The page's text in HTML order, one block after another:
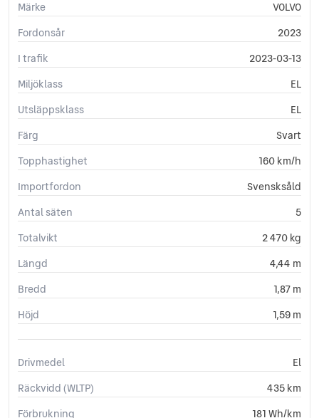
In/ut speglar aut avbländ
Strålkastare LED
Ytterbacksp elinfällbara
Servo progressiv
Spolmunstycke eluppvärmda
Alcohol lock Prep
Dynförläng. fram manuell
Apple CarPlay
Connected Safety
Baklucka elmanövrerad.
Lastgolv fällb+bärk.håll
Induktiv laddnsmartphone
Keyless Entry and Start
Baksäte 40/60 delning
Barnstolsfästen golv fram
Däcklagningssats
ISOFIXfästen ytterpl bak
Passagerarkrockkudde avst
Parkeringsbroms elmanöv.
Skidplates blank svarta
Märke
VOLVO
Fordonsår
2023
I trafik
2023-03-13
Miljöklass
EL
Utsläppsklass
EL
Färg
Svart
Topphastighet
160 km/h
Importfordon
Svensksåld
Antal säten
5
Totalvikt
2 470 kg
Längd
4,44 m
Bredd
1,87 m
Höjd
1,59 m
Drivmedel
El
Räckvidd (WLTP)
435 km
Förbrukning
181 Wh/km